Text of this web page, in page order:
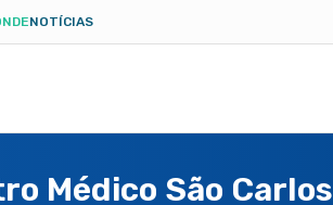
NOTÍCIAS
Médico São Carlos